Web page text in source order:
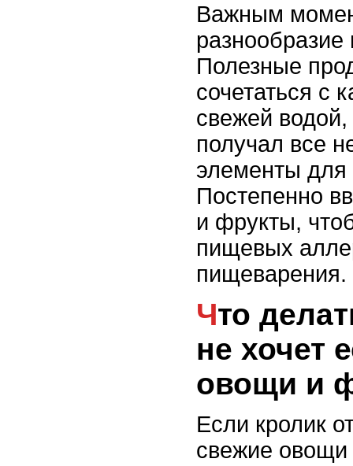
Важным
разнообразие
Полезные
сочетаться с
свежей
получал все
элементы для
Постепенно
и фрукты,
пищевых
пищеварения.
Что делать, если кролик
не хочет
овощи и
Если кролик
свежие